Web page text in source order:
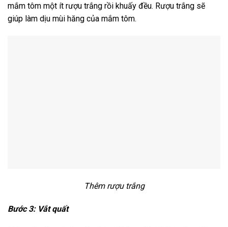
mắm tôm một ít rượu trắng rồi khuấy đều. Rượu trắng sẽ
giúp làm dịu mùi hăng của mắm tôm.
Thêm rượu trắng
Bước 3: Vắt quất